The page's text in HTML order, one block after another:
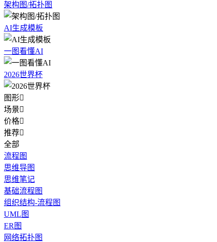
架构图/拓扑图
AI生成模板
一图看懂AI
2026世界杯
图形
场景
价格
推荐
全部
流程图
思维导图
思维笔记
基础流程图
组织结构-流程图
UML图
ER图
网络拓扑图